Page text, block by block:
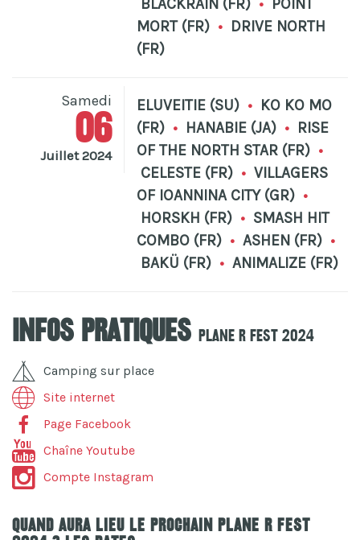
MORT (FR) • DRIVE NORTH
(FR)
Samedi
06
Juillet 2024
ELUVEITIE (SU) • KO KO MO
(FR) • HANABIE (JA) • RISE
OF THE NORTH STAR (FR) •
CELESTE (FR) • VILLAGERS
OF IOANNINA CITY (GR) •
HORSKH (FR) • SMASH HIT
COMBO (FR) • ASHEN (FR) •
BAKÜ (FR) • ANIMALIZE (FR)
Infos pratiques Plane R fest 2024
Camping sur place
Site internet
Page Facebook
Chaîne Youtube
Compte Instagram
Quand aura lieu le prochain Plane R fest